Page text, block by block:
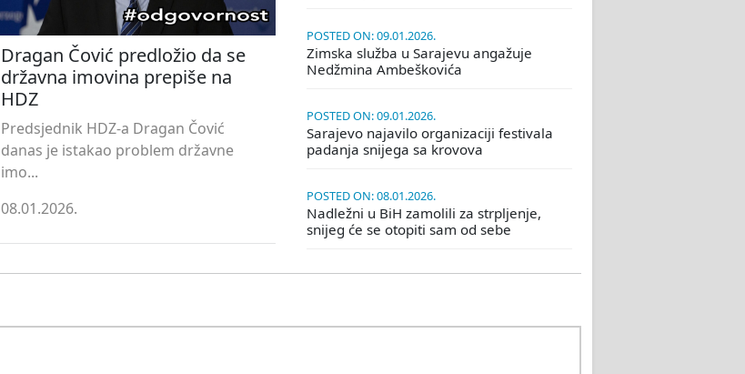
Dragan Čović predložio da se
državna imovina prepiše na
HDZ
Predsjednik HDZ-a Dragan Čović
danas je istakao problem državne
imo...
08.01.2026.
POSTED ON: 09.01.2026.
Zimska služba u Sarajevu angažuje
Nedžmina Ambeškovića
POSTED ON: 09.01.2026.
Sarajevo najavilo organizaciji festivala
padanja snijega sa krovova
POSTED ON: 08.01.2026.
Nadležni u BiH zamolili za strpljenje,
snijeg će se otopiti sam od sebe